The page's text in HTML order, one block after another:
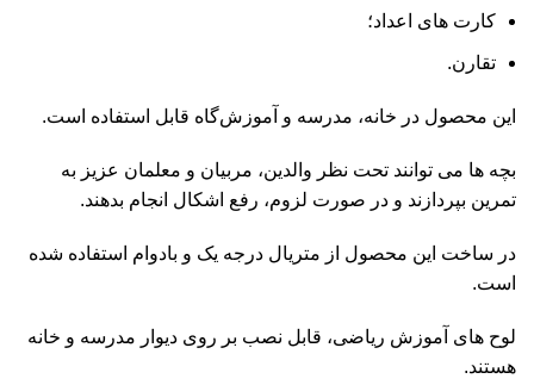
کارت های اعداد؛
تقارن.
این محصول در خانه، مدرسه و آموزش‌گاه قابل استفاده است.
بچه ها می توانند تحت نظر والدین، مربیان و معلمان عزیز به
تمرین بپردازند و در صورت لزوم، رفع اشکال انجام بدهند.
در ساخت این محصول از متریال درجه یک و بادوام استفاده شده
است.
لوح های آموزش‌ ریاضی، قابل نصب بر روی دیوار مدرسه و خانه
هستند.